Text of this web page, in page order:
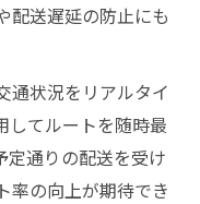
配送遅延の防止にも
通状況をリアルタイ
してルートを随時最
定通りの配送を受け
率の向上が期待でき